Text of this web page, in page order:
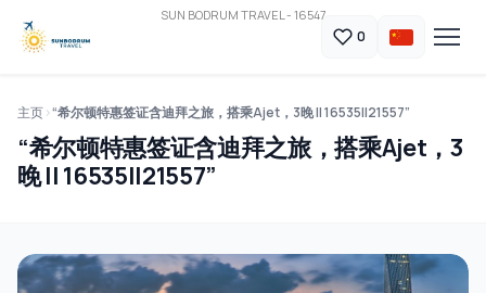
SUN BODRUM TRAVEL - 16547
0
主页 “希尔顿特惠签证含迪拜之旅，搭乘Ajet，3晚 || 16535||21557”
“希尔顿特惠签证含迪拜之旅，搭乘Ajet，3
晚 || 16535||21557”